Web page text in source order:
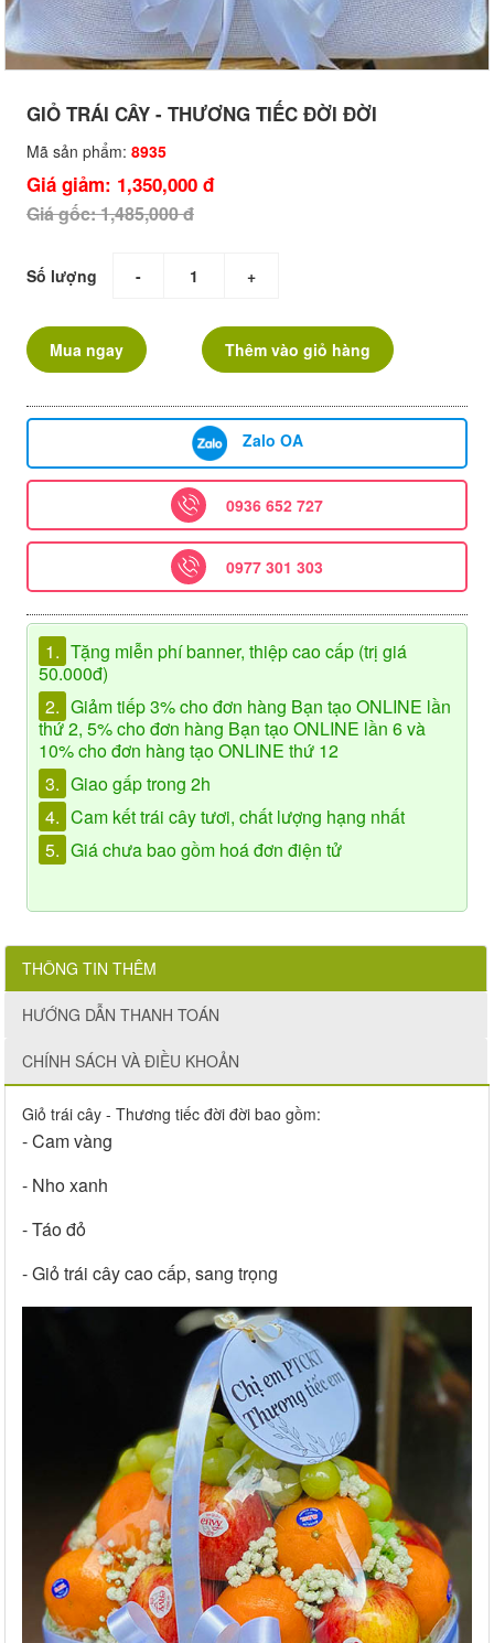
GIỎ TRÁI CÂY - THƯƠNG TIẾC ĐỜI ĐỜI
Mã sản phẩm: 8935
Giá giảm: 1,350,000 đ
Giá gốc: 1,485,000 đ
Số lượng - +
Mua ngay Thêm vào giỏ hàng
Zalo OA
0936 652 727
0977 301 303
1. Tặng miễn phí banner, thiệp cao cấp (trị giá
50.000đ)
2. Giảm tiếp 3% cho đơn hàng Bạn tạo ONLINE lần
thứ 2, 5% cho đơn hàng Bạn tạo ONLINE lần 6 và
10% cho đơn hàng tạo ONLINE thứ 12
3. Giao gấp trong 2h
4. Cam kết trái cây tươi, chất lượng hạng nhất
5. Giá chưa bao gồm hoá đơn điện tử
THÔNG TIN THÊM
HƯỚNG DẪN THANH TOÁN
CHÍNH SÁCH VÀ ĐIỀU KHOẢN
Giỏ trái cây - Thương tiếc đời đời bao gồm:
- Cam vàng
- Nho xanh
- Táo đỏ
- Giỏ trái cây cao cấp, sang trọng